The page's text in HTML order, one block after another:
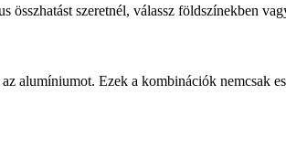
szeretnél, válassz földszínekben
alumíniumot. Ezek a kombinációk nemcsak